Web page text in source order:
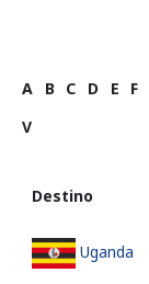
A B C D E F
V
Destino
Uganda